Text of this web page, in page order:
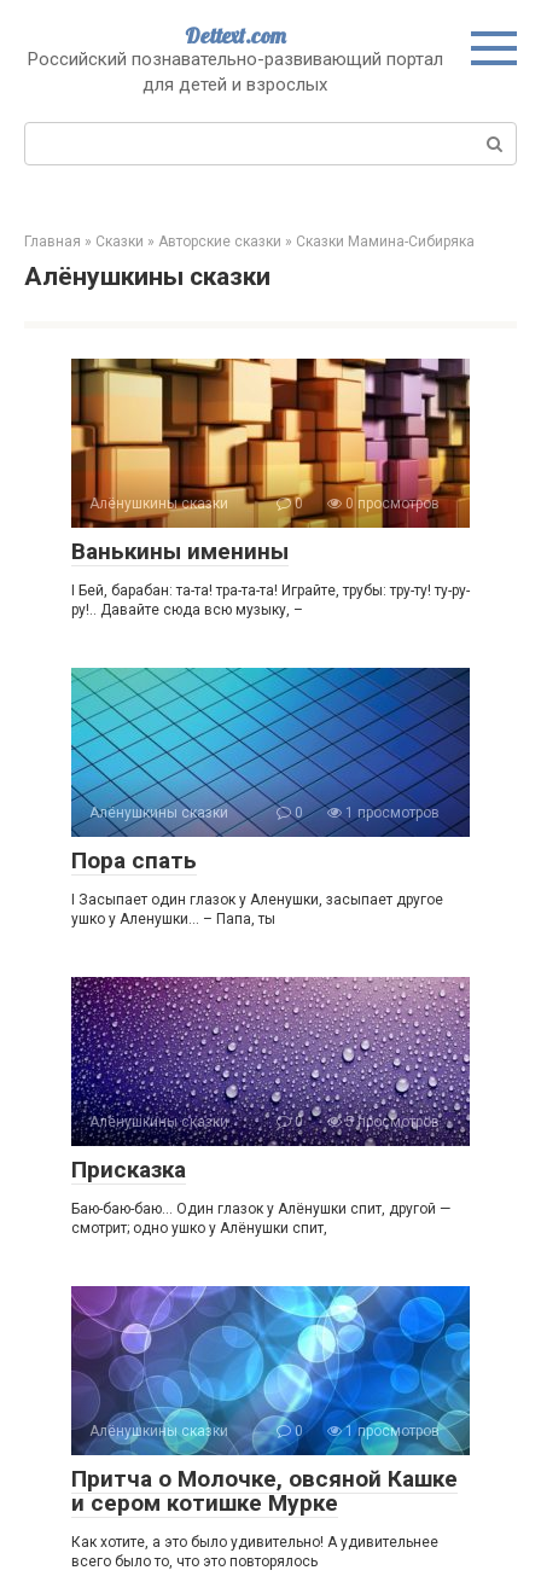
контенту
Dettext.com
Российский познавательно-развивающий портал
для детей и взрослых
Поиск:
Главная » Сказки » Авторские сказки » Сказки Мамина-Сибиряка
Алёнушкины сказки
Алёнушкины сказки 0 0 просмотров
Ванькины именины
I Бей, барабан: та-та! тра-та-та! Играйте, трубы: тру-ту! ту-ру-
ру!.. Давайте сюда всю музыку, –
Алёнушкины сказки 0 1 просмотров
Пора спать
I Засыпает один глазок у Аленушки, засыпает другое
ушко у Аленушки… – Папа, ты
Алёнушкины сказки 0 5 просмотров
Присказка
Баю-баю-баю… Один глазок у Алёнушки спит, другой —
смотрит; одно ушко у Алёнушки спит,
Алёнушкины сказки 0 1 просмотров
Притча о Молочке, овсяной Кашке
и сером котишке Мурке
Как хотите, а это было удивительно! А удивительнее
всего было то, что это повторялось